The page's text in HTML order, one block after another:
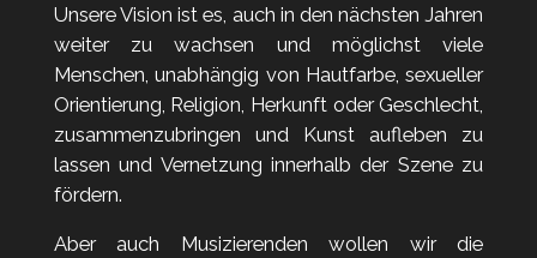
Unsere Vision ist es, auch in den nächsten Jahren
weiter zu wachsen und möglichst viele
Menschen, unabhängig von Hautfarbe, sexueller
Orientierung, Religion, Herkunft oder Geschlecht,
zusammenzubringen und Kunst aufleben zu
lassen und Vernetzung innerhalb der Szene zu
fördern.
Aber auch Musizierenden wollen wir die